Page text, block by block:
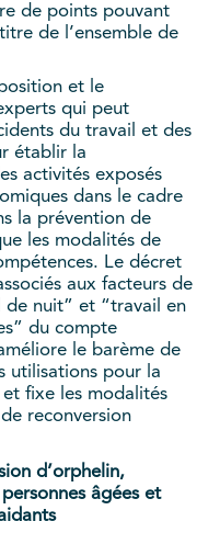
de points pouvant
de l’ensemble de
et le
qui peut
du travail et des
établir la
activités exposés
dans le cadre
la prévention de
les modalités de
Le décret
aux facteurs de
de nuit” et “travail en
du compte
le barème de
utilisations pour la
fixe les modalités
reconversion
d’orphelin,
âgées et